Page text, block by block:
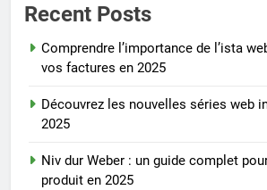
Recent Posts
Comprendre l’importance de l’ista
vos factures en 2025
Découvrez les nouvelles séries web
2025
Niv dur Weber : un guide complet
produit en 2025